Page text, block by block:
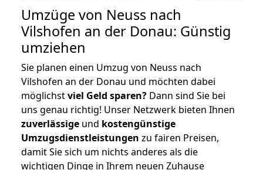
Umzüge von Neuss nach
Vilshofen an der Donau: Günstig
umziehen
Sie planen einen Umzug von Neuss nach
Vilshofen an der Donau und möchten dabei
möglichstviel Geld sparen? Dann sind Sie bei
uns genau richtig! Unser Netzwerk bieten Ihnen
zuverlässige und kostengünstige
Umzugsdienstleistungen zu fairen Preisen,
damit Sie sich um nichts anderes als die
wichtigen Dinge in Ihrem neuen Zuhause